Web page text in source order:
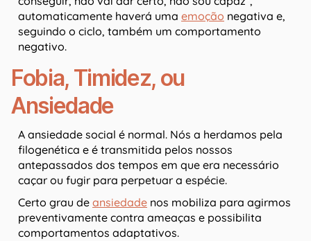
automaticamente haverá uma emoção negativa e,
seguindo o ciclo, também um comportamento
negativo.
Fobia, Timidez, ou
Ansiedade
A ansiedade social é normal. Nós a herdamos pela
filogenética e é transmitida pelos nossos
antepassados dos tempos em que era necessário
caçar ou fugir para perpetuar a espécie.
Certo grau de ansiedade nos mobiliza para agirmos
preventivamente contra ameaças e possibilita
comportamentos adaptativos.